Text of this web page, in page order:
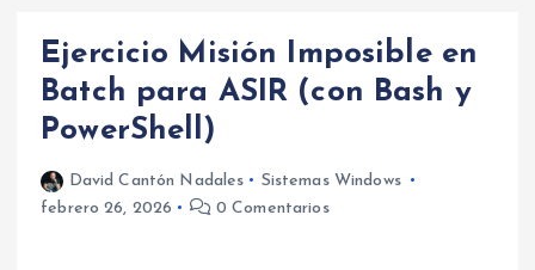
Ejercicio Misión Imposible en
Batch para ASIR (con Bash y
PowerShell)
David Cantón Nadales
Sistemas Windows
febrero 26, 2026
0 Comentarios